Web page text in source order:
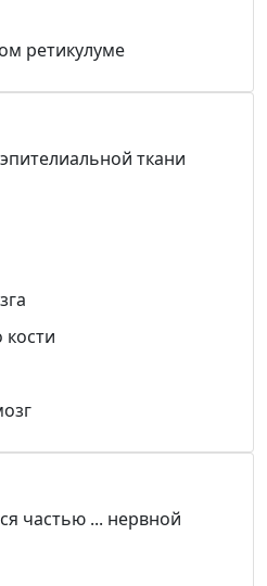
ретикулуме
ткани
кости
частью ... нервной